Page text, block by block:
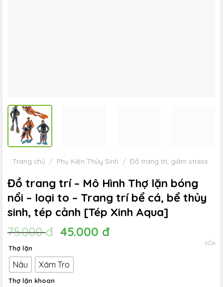
Trang chủ / Phụ Kiện Thủy Sinh / Đồ trang trí, giảm stress
Đồ trang trí – Mô Hình Thợ lặn bóng
nổi – loại to – Trang trí bể cá, bể thủy
sinh, tép cảnh [Tép Xinh Aqua]
75.000đ Giá
là:
75.000 đ.
45.000 đGiá
Thợ lặn
Nâu Xám Tro
Thợ lặn khoan
XÓA